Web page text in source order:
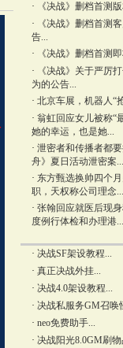
·
《决战》删档首测
·
《决战》删档首测
告...
·
《决战》删档首测
·
《决战》关于严厉
为的公告...
· 北京车展，机器人“
· 翁虹回应女儿被称“
她的幸运，也是她...
· 泄密者和传播者都
舟》夏日活动泄密案...
· 东方甄选换帅四个
职，天权称公司理念...
· 张翰回应就医后现
度例行体检和办理港...
· 决战SF架设教程...
· 真正决战外挂...
· 决战4.0架设教程...
· 决战私服务GM召唤
· neo免费助手...
· 决战阳光8.0GM刷物